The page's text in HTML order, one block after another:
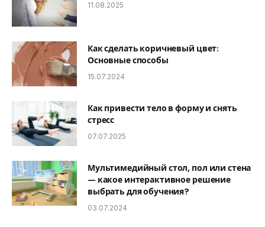
11.08.2025
Как сделать коричневый цвет:
Основные способы
15.07.2024
Как привести тело в форму и снять
стресс
07.07.2025
Мультимедийный стол, пол или стена
— какое интерактивное решение
выбрать для обучения?
03.07.2024